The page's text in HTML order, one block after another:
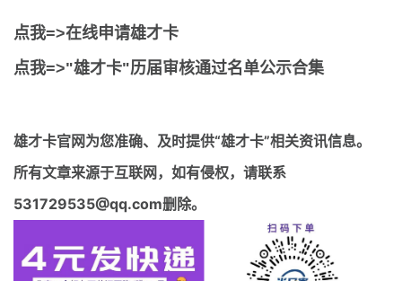
点我=>在线申请雄才卡
点我=>"雄才卡"历届审核通过名单公示合集
雄才卡官网为您准确、及时提供“雄才卡”相关资讯信息。
所有文章来源于互联网，如有侵权，请联系
531729535@qq.com删除。